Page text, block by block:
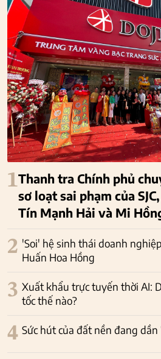
1Thanh tra Chính phủ
sơ loạt sai phạm của
Tín Mạnh Hải và Mi
2 'Soi' hệ sinh thái doanh
Huấn Hoa Hồng
3 Xuất khẩu trực tuyến thời AI:
tốc thế nào?
4 Sức hút của đất nền đang dần